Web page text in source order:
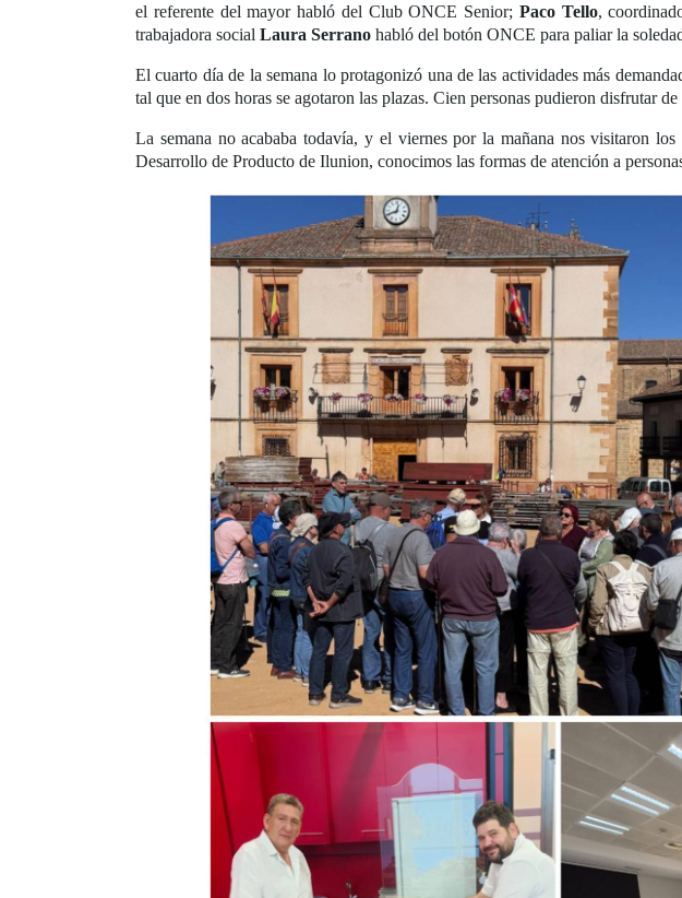
el referente del mayor habló del Club ONCE Senior; Paco Tello,
trabajadora social Laura Serrano habló del botón ONCE para paliar la
El cuarto día de la semana lo protagonizó una de las actividades más
tal que en dos horas se agotaron las plazas. Cien personas pudieron disfrutar
La semana no acababa todavía, y el viernes por la mañana nos visitaron los
Desarrollo de Producto de Ilunion, conocimos las formas de atención a